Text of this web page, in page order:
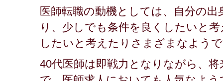
医師転職の動機としては、自分の
り、少しでも条件を良くしたいと
したいと考えたりさまざまなよう
40代医師は即戦力となりながら、